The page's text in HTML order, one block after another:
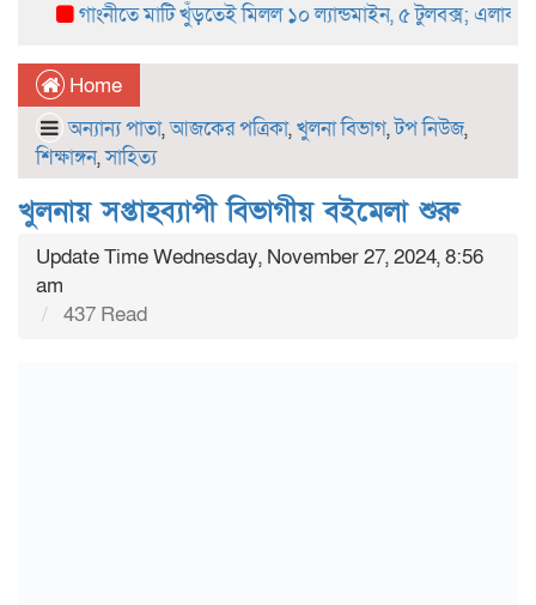
গাংনীতে মাটি খুঁড়তেই মিলল ১০ ল্যান্ডমাইন, ৫ টুলবক্স; এলাকায়
Home
অন্যান্য পাতা,আজকের পত্রিকা,খুলনা বিভাগ,টপ নিউজ,
শিক্ষাঙ্গন,সাহিত্য
খুলনায় সপ্তাহব্যাপী বিভাগীয় বইমেলা শুরু
Update Time Wednesday, November 27, 2024, 8:56
am
437 Read